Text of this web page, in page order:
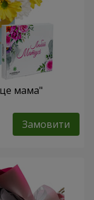
мама"
Замовити